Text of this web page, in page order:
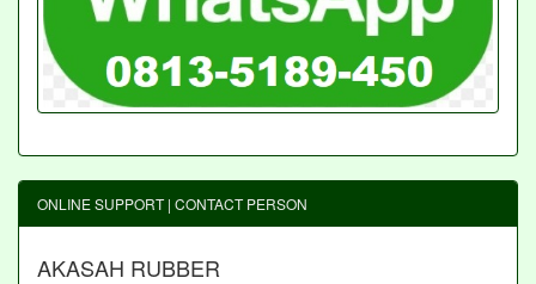
ONLINE SUPPORT | CONTACT PERSON
AKASAH RUBBER